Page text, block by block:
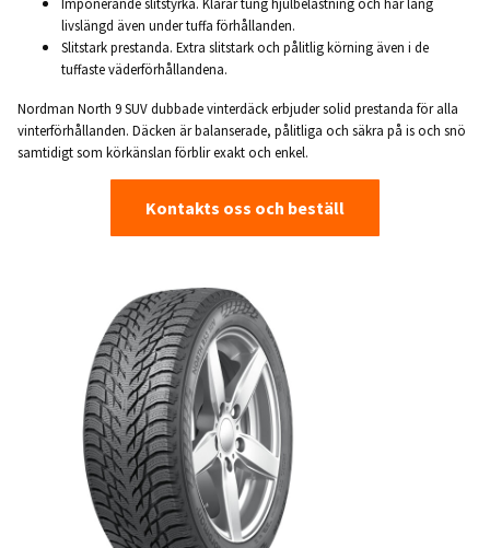
livslängd även under tuffa förhållanden.
Slitstark prestanda. Extra slitstark och pålitlig körning även i de
tuffaste väderförhållandena.
Nordman North 9 SUV dubbade vinterdäck erbjuder solid prestanda för alla
vinterförhållanden. Däcken är balanserade, pålitliga och säkra på is och snö
samtidigt som körkänslan förblir exakt och enkel.
Kontakts oss och beställ